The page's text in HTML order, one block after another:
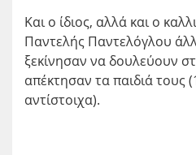
Και ο ίδιος, αλλά και ο
Παντελής Παντελόγλου
ξεκίνησαν να δουλεύουν
απέκτησαν τα παιδιά τους
αντίστοιχα).